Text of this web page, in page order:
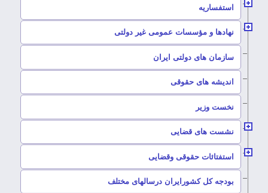
استفساریه
نهادها و مؤسسات عمومی غیر دولتی
سازمان های دولتی ایران
اندیشه های حقوقی
نخست وزیر
نشست های قضایی
استفتائات حقوقی وقضایی
بودجه کل کشورایران درسالهای مختلف